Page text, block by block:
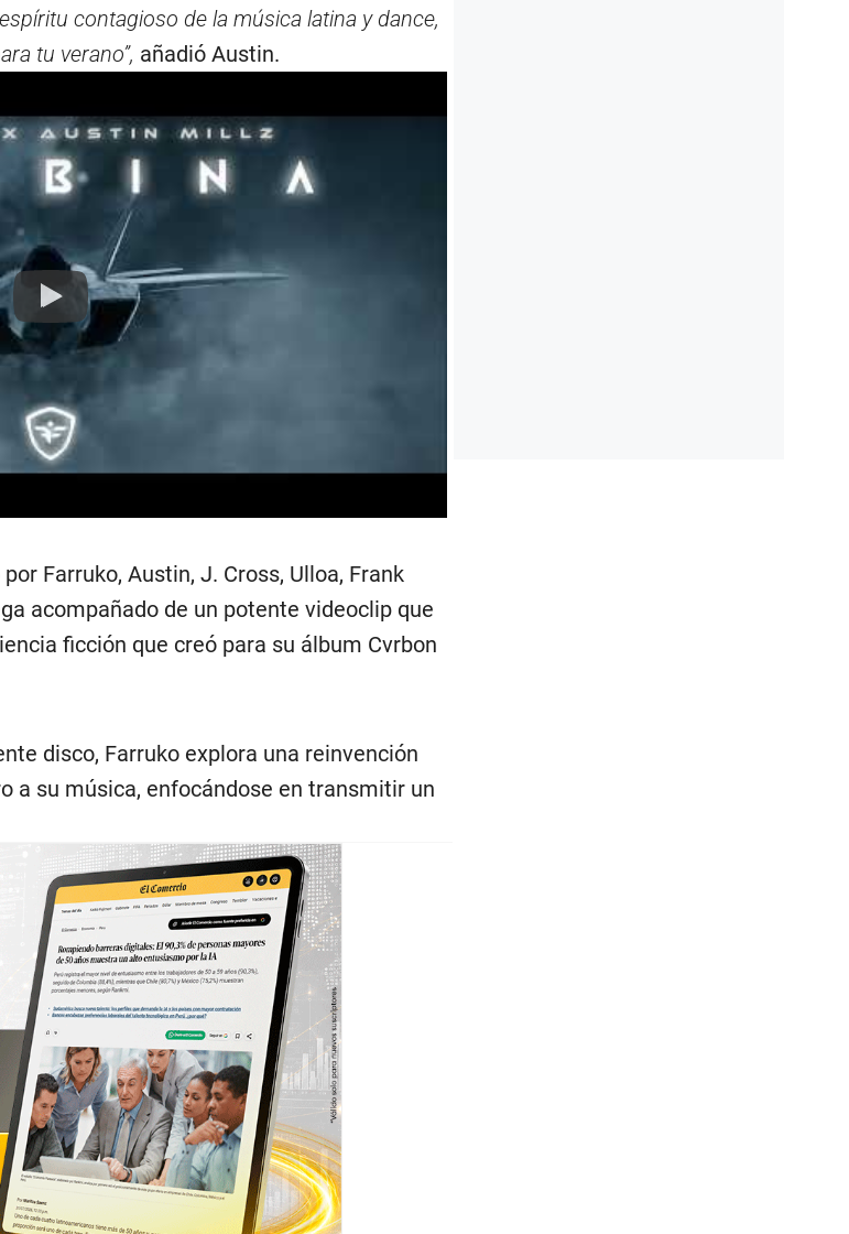
contagioso de la música latina y dance,
tu verano”, añadió Austin.
Play
Farruko, Austin, J. Cross, Ulloa, Frank
acompañado de un potente videoclip que
ficción que creó para su álbum Cvrbon
disco, Farruko explora una reinvención
a su música, enfocándose en transmitir un